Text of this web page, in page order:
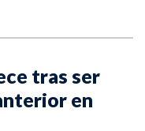
tras ser
en